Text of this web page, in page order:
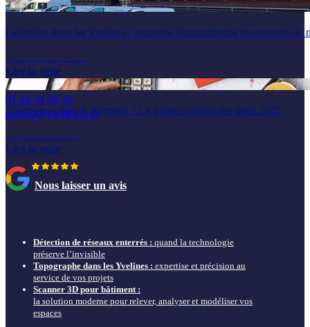
Géomètre dans les Yvelines : expertise topographique et solutions de
Lire la suite
Combien coûte un géomètre ? Le guide complet des tarifs 2025
Lire la suite
78550 Houdan
01 86 90 98 10
contact@localitech.fr
du lundi au vendredi
de 9h00 à 12h00 et de 13h30 à 17h30
Nous laisser un avis
Détection de réseaux enterrés : quand la technologie
préserve l’invisible
Topographe dans les Yvelines : expertise et précision au
service de vos projets
Scanner 3D pour bâtiment :
la solution moderne pour relever, analyser et modéliser vos
espaces